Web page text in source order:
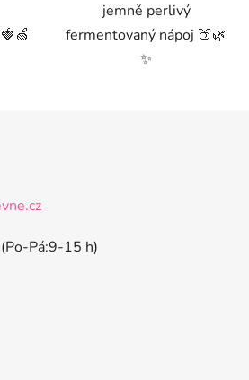
jemně perlivý
fermentovaný nápoj 🍑🌿
✨
Pá:9-15 h)